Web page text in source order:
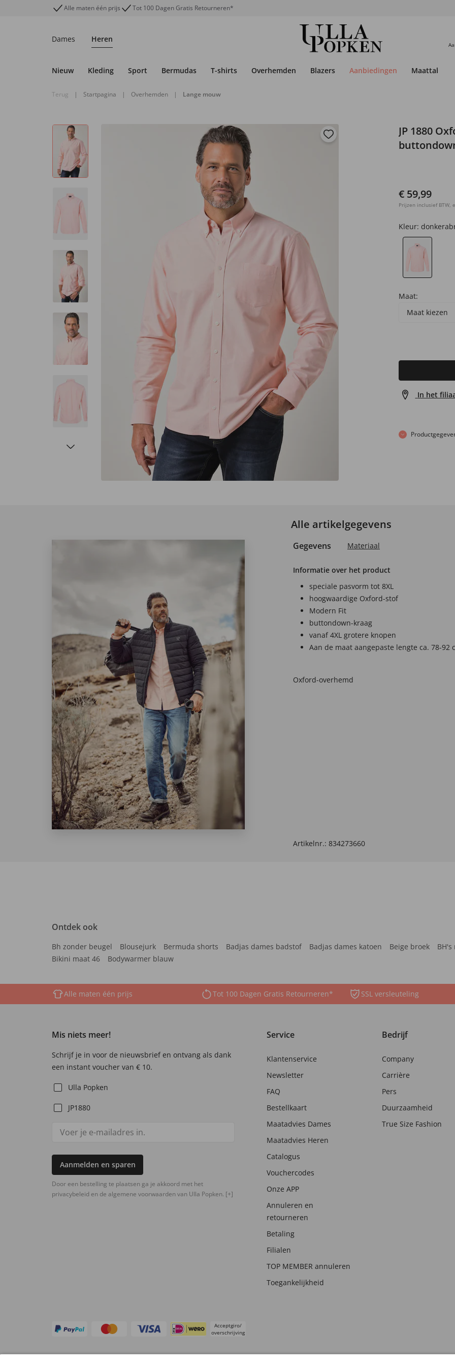
Alle maten één prijs Tot 100 Dagen Gratis Retourneren*
Dames Heren
Nieuw Kleding Sport Bermudas T-shirts Overhemden Blazers Aanbiedingen Maattabel
Terug | Startpagina | Overhemden | Lange mouw
JP 1880
€ 59,99
Prijzen inclusief BTW,
Kleur:
Maat:
Maat kiezen
In het
Alle artikelgegevens
Gegevens Materiaal
Informatie over het product
speciale pasvorm tot 8XL
hoogwaardige Oxford-stof
Modern Fit
buttondown-kraag
vanaf 4XL grotere knopen
Aan de maat aangepaste lengte ca. 78-92
Oxford-overhemd
Artikelnr.: 834273660
Ontdek ook
Bh zonder beugel Blousejurk Bermuda shorts Badjas dames badstof Badjas dames katoen Beige broek
Bikini maat 46
Bodywarmer blauw
Alle maten één prijs Tot 100 Dagen Gratis Retourneren* SSL versleuteling
Mis niets meer!
Schrijf je in voor de nieuwsbrief en ontvang als dank
een instant voucher van € 10.
Ulla Popken
JP1880
Aanmelden en sparen
Door een bestelling te plaatsen ga je akkoord met het
privacybeleid en de algemene voorwaarden van Ulla Popken. [+]
Service
Klantenservice
Newsletter
FAQ
Bestellkaart
Maatadvies Dames
Maatadvies Heren
Catalogus
Vouchercodes
Onze APP
Annuleren en
retourneren
Betaling
Filialen
TOP MEMBER annuleren
Toegankelijkheid
Bedrijf
Company
Carrière
Pers
Duurzaamheid
True Size Fashion
Acceptgiro/
overschrijving